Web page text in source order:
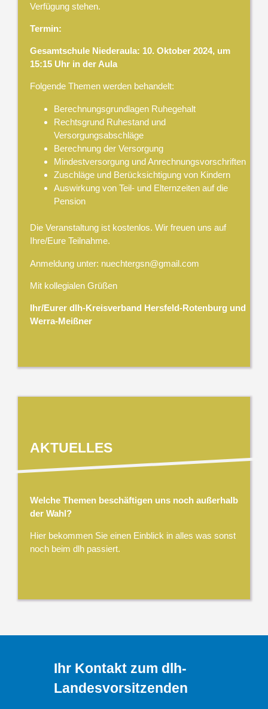
Verfügung stehen.
Termin:
Gesamtschule Niederaula: 10. Oktober 2024, um
15:15 Uhr in der Aula
Folgende Themen werden behandelt:
Berechnungsgrundlagen Ruhegehalt
Rechtsgrund Ruhestand und
Versorgungsabschläge
Berechnung der Versorgung
Mindestversorgung und Anrechnungsvorschriften
Zuschläge und Berücksichtigung von Kindern
Auswirkung von Teil- und Elternzeiten auf die
Pension
Die Veranstaltung ist kostenlos. Wir freuen uns auf
Ihre/Eure Teilnahme.
Anmeldung unter: nuechtergsn@gmail.com
Mit kollegialen Grüßen
Ihr/Eurer dlh-Kreisverband Hersfeld-Rotenburg und
Werra-Meißner
AKTUELLES
Welche Themen beschäftigen uns noch außerhalb
der Wahl?
Hier bekommen Sie einen Einblick in alles was sonst
noch beim dlh passiert.
Ihr Kontakt zum dlh-
Landesvorsitzenden